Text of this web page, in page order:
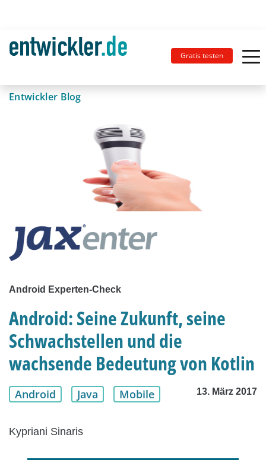
Gratis testen
Entwickler Blog
Android Experten-Check
Android: Seine Zukunft, seine
Schwachstellen und die
wachsende Bedeutung von Kotlin
Android Java Mobile 13. März 2017
Kypriani Sinaris